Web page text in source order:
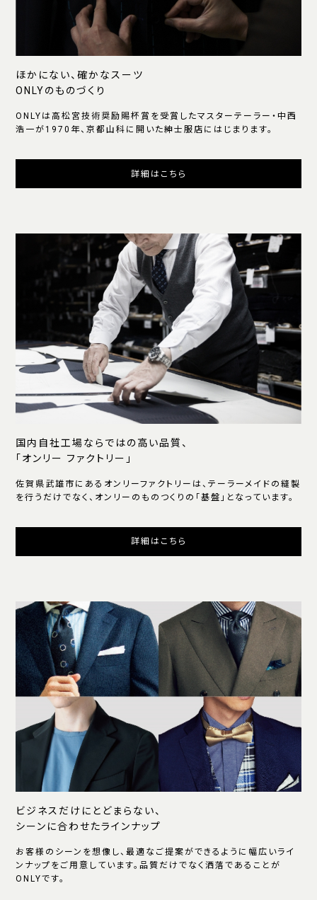
ほかにない、確かなスーツ
ONLYのものづくり
ONLYは高松宮技術奨励賜杯賞を受賞したマスターテーラー・中西
浩一が1970年、京都山科に開いた紳士服店にはじまります。
詳細はこちら
国内自社工場ならではの高い品質、
「オンリー ファクトリー」
佐賀県武雄市にあるオンリーファクトリーは、テーラーメイドの縫製
を行うだけでなく、オンリーのものつくりの「基盤」となっています。
詳細はこちら
ビジネスだけにとどまらない、
シーンに合わせたラインナップ
お客様のシーンを想像し、最適なご提案ができるように幅広いライ
ンナップをご用意しています。品質だけでなく洒落であることが
ONLYです。